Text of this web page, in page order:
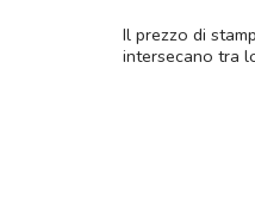
Il prezzo di
intersecano tra